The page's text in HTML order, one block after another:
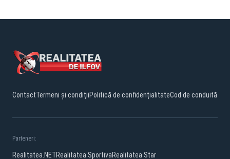
ContactTermeni și condițiiPolitică de confidențialitateCod de conduită
Parteneri:
Realitatea.NETRealitatea SportivaRealitatea Star